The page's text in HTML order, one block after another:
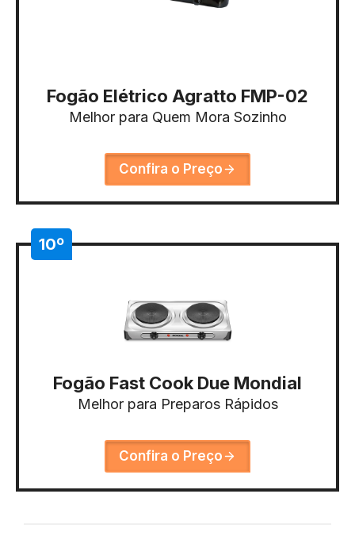
Fogão Elétrico Agratto FMP-02
Melhor para Quem Mora Sozinho
Confira o Preço
10º
Fogão Fast Cook Due Mondial
Melhor para Preparos Rápidos
Confira o Preço